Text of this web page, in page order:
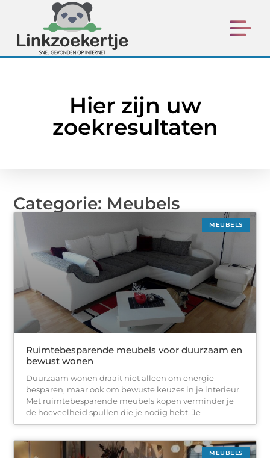
Hier zijn uw
zoekresultaten
Categorie: Meubels
MEUBELS
Ruimtebesparende meubels voor duurzaam en
bewust wonen
Duurzaam wonen draait niet alleen om energie
besparen, maar ook om bewuste keuzes in je interieur.
Met ruimtebesparende meubels kopen verminder je
de hoeveelheid spullen die je nodig hebt. Je
MEUBELS